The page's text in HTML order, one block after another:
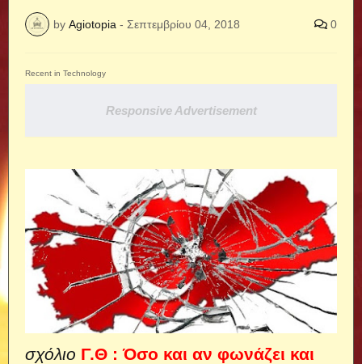
by Agiotopia - Σεπτεμβρίου 04, 2018 0
Recent in Technology
Responsive Advertisement
σχόλιο Γ.Θ : Όσο και αν φωνάζει και